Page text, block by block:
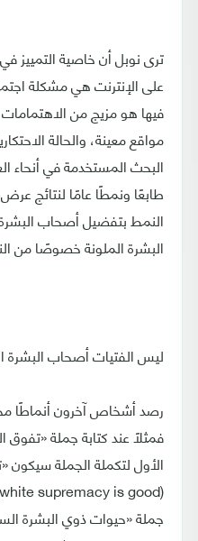
ترى نوبل أن خاصية التمييز
على الإنترنت هي مشكلة
فيها هو مزيج من
مواقع معينة، والحالة
البحث المستخدمة في أنحاء
طابعًا ونمطًا عامًا لنتائج
النمط بتفضيل أصحاب
البشرة الملونة خصوصًا من
ليس الفتيات أصحاب البشرة
رصد أشخاص آخرون أنماطًا
فمثلًا عند كتابة جملة «تفوق
الأول لتكملة الجملة سيكون
جملة «حيوات ذوي البشرة